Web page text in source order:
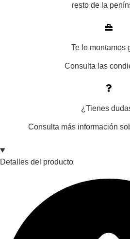
resto de la
Te lo montamos
Consulta las
¿Tienes
Consulta más información
Detalles del producto